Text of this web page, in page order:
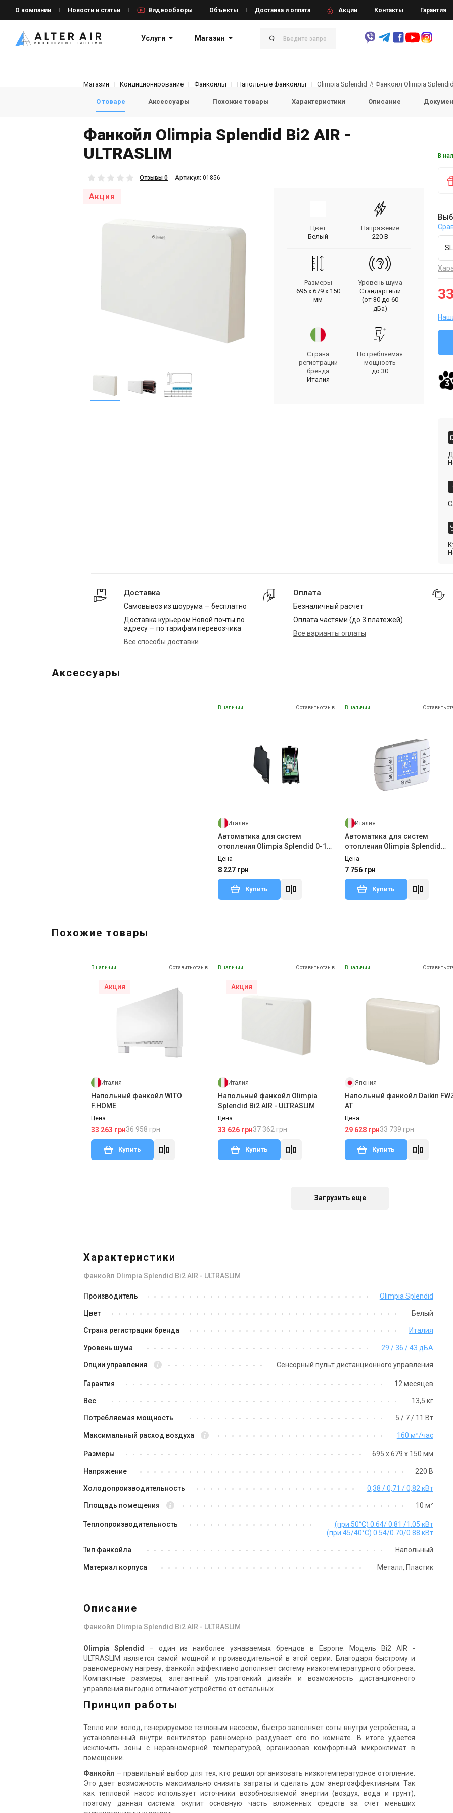
О компании Новости и статьи Видеообзоры Объекты Доставка и оплата Акции Контакты Гарантия
Услуги Магазин
Магазин Кондиционирование Фанкойлы Напольные фанкойлы
О товаре Аксессуары Похожие товары Характеристики Описание
Фанкойл Olimpia Splendid Bi2 AIR -
ULTRASLIM
Отзывы 0 Aртикул: 01856
Акция
Цвет
Белый
Напряжение
220 В
Размеры
695 х 679 х 150
мм
Уровень шума
Стандартный
(от 30 до 60
дБа)
Страна
регистрации
бренда
Италия
Потребляемая
мощность
до 30
В
Доставка
Самовывоз из шоурума — бесплатно
Доставка курьером Новой почты по
адресу — по тарифам перевозчика
Все способы доставки
Оплата
Безналичный расчет
Оплата частями (до 3 платежей)
Все варианты оплаты
Аксессуары
В наличии Оставить отзыв
Италия
Автоматика для систем
отопления Olimpia Splendid 0-10
V
Цена
8 227 грн
Купить
В наличии Оставить
Италия
Автоматика для систем
отопления Olimpia Splendid
PROGRAMMABLE THERMOSTAT
Цена
7 756 грн
Купить
Похожие товары
В наличии Оставить отзыв
Акция
Италия
Напольный фанкойл WITO
F.HOME
Цена
33 263 грн36 958 грн
Купить
В наличии Оставить отзыв
Акция
Италия
Напольный фанкойл Olimpia
Splendid Bi2 AIR - ULTRASLIM
Цена
33 626 грн37 362 грн
Купить
В наличии Оставить
Япония
Напольный фанкойл Daikin
AT
Цена
29 628 грн33 739 грн
Купить
AT
Загрузить еще
Характеристики
Фанкойл Olimpia Splendid Bi2 AIR - ULTRASLIM
Производитель Olimpia Splendid
Цвет Белый
Страна регистрации бренда Италия
Уровень шума 29 / 36 / 43 дБА
Опции управления Сенсорный пульт дистанционного управления
Гарантия 12 месяцев
Вес 13,5 кг
Потребляемая мощность 5 / 7 / 11 Вт
Максимальный расход воздуха 160 м³/час
Размеры 695 х 679 х 150 мм
Напряжение 220 В
Холодопроизводительность 0,38 / 0,71 / 0,82 кВт
Площадь помещения 10 м²
Теплопроизводительность
(при 50°C) 0.64/ 0.81 /1.05 кВт
(при 45/40°C) 0.54/0.70/0.88 кВт
Тип фанкойла Напольный
Материал корпуса Металл, Пластик
Описание
Фанкойл Olimpia Splendid Bi2 AIR - ULTRASLIM
Olimpia Splendid
– один из наиболее узнаваемых брендов в Европе. Модель Bi2 AIR -
ULTRASLIM является самой мощной и производительной в этой серии. Благодаря быстрому и
равномерному нагреву, фанкойл эффективно дополняет систему низкотемпературного обогрева.
Компактные размеры, элегантный ультратонкий дизайн и возможность дистанционного
управления выгодно отличают устройство от остальных.
Принцип работы
Тепло или холод, генерируемое тепловым насосом, быстро заполняет соты внутри устройства, а
установленный внутри вентилятор равномерно раздувает его по комнате. В итоге удается
исключить зоны с неравномерной температурой, организовав комфортный микроклимат в
помещении.
Фанкойл – правильный выбор для тех, кто решил организовать низкотемпературное отопление.
Это дает возможность максимально снизить затраты и сделать дом энергоэффективным. Так
как тепловой насос использует источники возобновляемой энергии (воздух, вода и грунт),
поэтому данная система окупит основную часть вложенных средств за счет меньших